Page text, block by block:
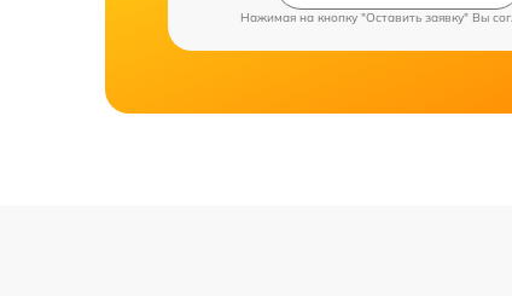
Нажимая на кнопку "Оставить заявку" Вы